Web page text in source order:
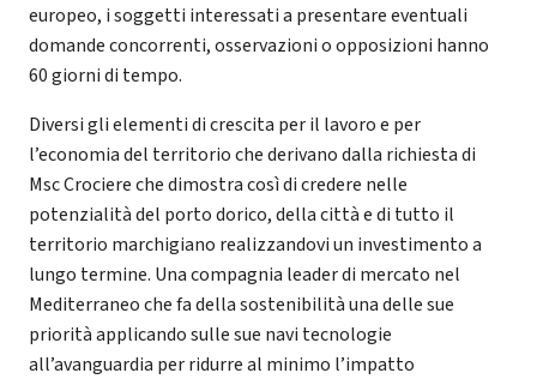
europeo, i soggetti interessati a presentare eventuali
domande concorrenti, osservazioni o opposizioni hanno
60 giorni di tempo.
Diversi gli elementi di crescita per il lavoro e per
l’economia del territorio che derivano dalla richiesta di
Msc Crociere che dimostra così di credere nelle
potenzialità del porto dorico, della città e di tutto il
territorio marchigiano realizzandovi un investimento a
lungo termine. Una compagnia leader di mercato nel
Mediterraneo che fa della sostenibilità una delle sue
priorità applicando sulle sue navi tecnologie
all’avanguardia per ridurre al minimo l’impatto